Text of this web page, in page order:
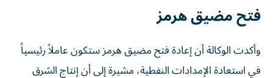
فتح مضيق هرمز
وأكدت الوكالة أن إعادة فتح مضيق هرمز ستكون عاملاً رئيسياً
في استعادة الإمدادات النفطية، مشيرة إلى أن إنتاج الشرق